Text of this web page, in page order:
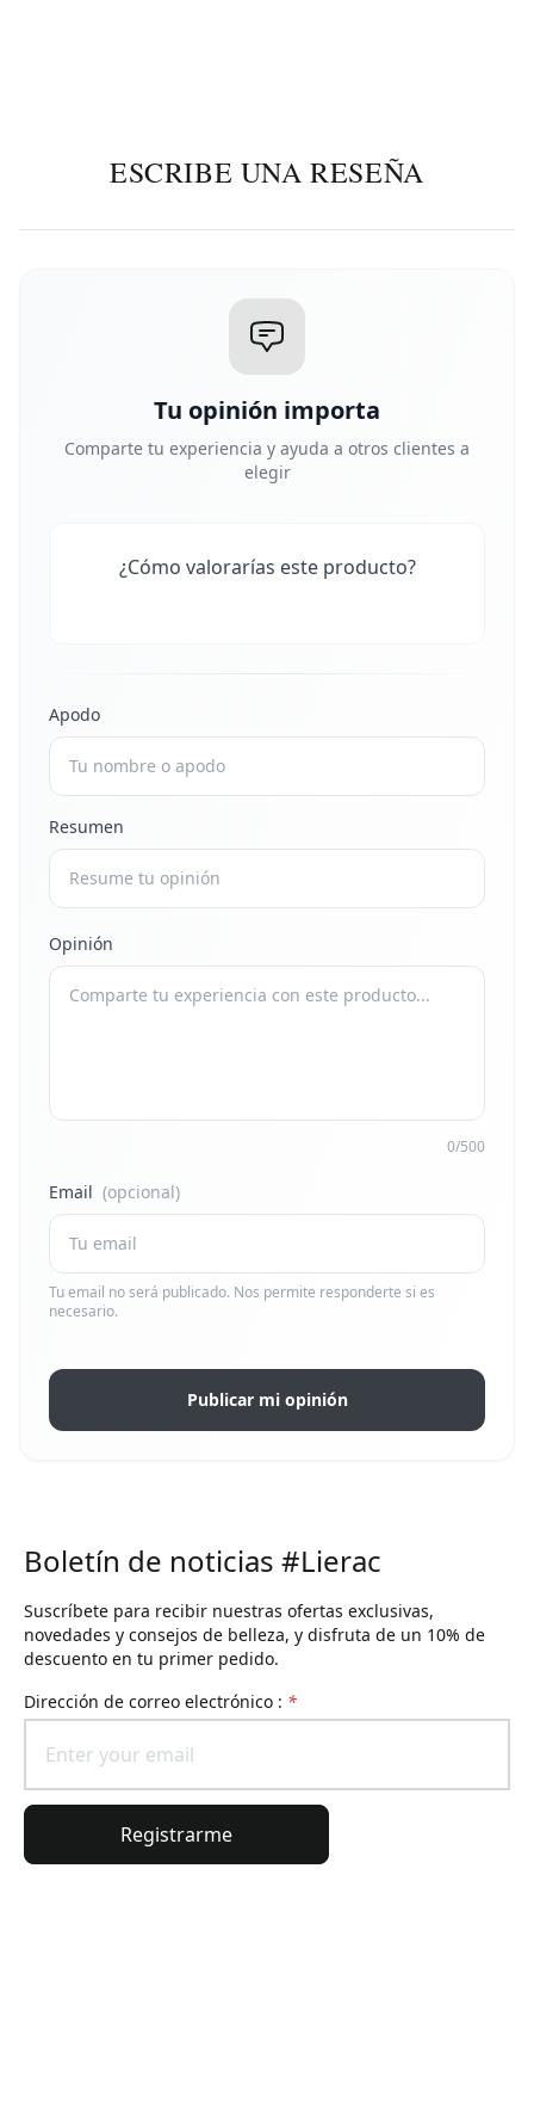
ESCRIBE UNA RESEÑA
Tu opinión importa
Comparte tu experiencia y ayuda a otros clientes a
elegir
¿Cómo valorarías este producto?
Apodo
Resumen
Opinión
0/500
Email (opcional)
Tu email no será publicado. Nos permite responderte si es
necesario.
Publicar mi opinión
Boletín de noticias #Lierac
Suscríbete para recibir nuestras ofertas exclusivas,
novedades y consejos de belleza, y disfruta de un 10% de
descuento en tu primer pedido.
Dirección de correo electrónico : *
Registrarme